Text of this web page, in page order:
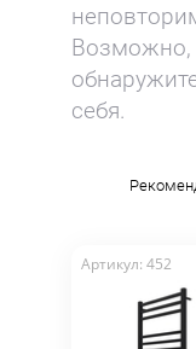
Подберем
ценовых
Свыше 5000
46 производителей
Возможно,
себя.
Артикул: 452